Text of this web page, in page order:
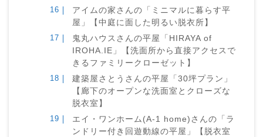
アイムの家さんの「ミニマルに暮らす平
屋」【中庭に面した明るい脱衣所】
鬼丸ハウスさんの平屋「HIRAYA of
IROHA.IE」【洗面所から直接アクセスで
きるファミリークローゼット】
建築屋さとうさんの平屋「30坪プラン」
【廊下のオープンな洗面室とクローズな
脱衣室】
エイ・ワンホーム(A-1 home)さんの「ラ
ンドリー付き回遊動線の平屋」【脱衣室